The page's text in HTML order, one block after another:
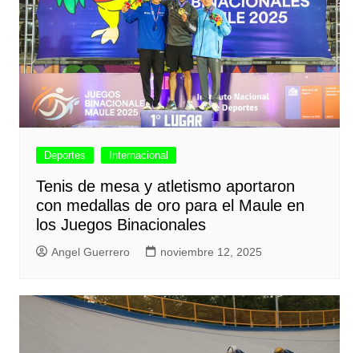
Deportes Internacional
Tenis de mesa y atletismo aportaron
con medallas de oro para el Maule en
los Juegos Binacionales
Angel Guerrero noviembre 12, 2025